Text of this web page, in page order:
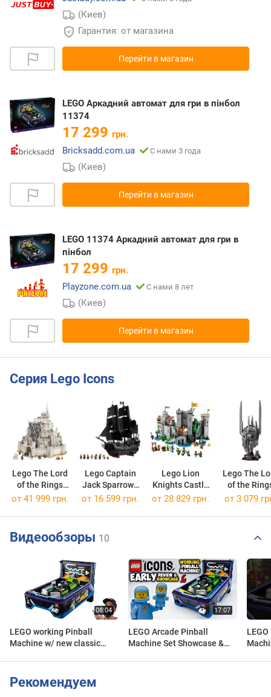
(Киев)
Гарантия: от магазина
Перейти в магазин
LEGO Аркадний автомат для гри в пінбол
11374
17 299 грн.
Bricksadd.com.ua
С нами 3 года
(Киев)
Перейти в магазин
LEGO 11374 Аркадний автомат для гри в
пінбол
17 299 грн.
Playzone.com.ua
С нами 8 лет
(Киев)
Перейти в магазин
Серия Lego Icons
Lego The Lord
of the Rings
Minas Tirith
Lego Captain
Jack Sparrows
Pirate Ship
Lego Lion
Knights Castle
10305
Lego The
of the
Saurons
от 41 999 грн. от 16 599 грн. от 28 829 грн. от 3 079
Видеообзоры 10
LEGO working Pinball
Machine w/ new classic
LEGO Arcade Pinball
Machine Set Showcase &
Рекомендуем